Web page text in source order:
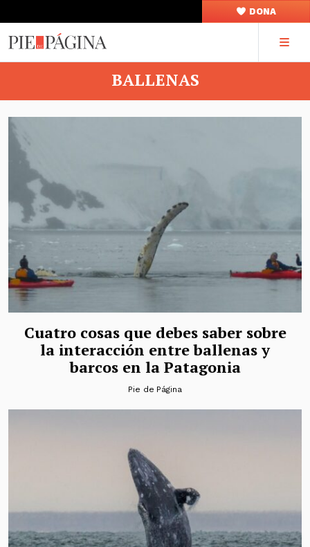
DONA
BALLENAS
Cuatro cosas que debes saber sobre
la interacción entre ballenas y
barcos en la Patagonia
Pie de Página